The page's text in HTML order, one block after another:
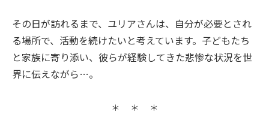
その日が訪れるまで、ユリアさんは、自分が必要とされ
る場所で、活動を続けたいと考えています。子どもたち
と家族に寄り添い、彼らが経験してきた悲惨な状況を世
界に伝えながら…。